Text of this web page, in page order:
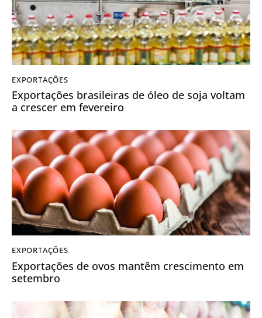
EXPORTAÇÕES
Exportações brasileiras de óleo de soja voltam
a crescer em fevereiro
EXPORTAÇÕES
Exportações de ovos mantêm crescimento em
setembro